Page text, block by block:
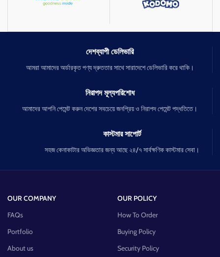
দেশব্যাপী ডেলিভারি
আমরা আমাদের অর্ডারকৃত পণ্য দ্রুততার সাথে সারাদেশে ডেলিভারি করে থাকি।
নিরাপদ মূল্যপরিশোধ
আমাদের আপনি পেমেন্ট করুন দেশের সবচেয়ে জনপ্রিয় ও নিরাপদ পেমেন্ট পদ্ধতিতে।
কাস্টমার সাপোর্ট
সহজ কেনাকাটার অভিজ্ঞতার জন্য আছে ২৪/৭ সার্বক্ষণিক কাস্টমার সেবা।
OUR COMPANY
FAQs
Portfolio
About us
OUR POLICY
How To Order
Buying Policy
Security Policy